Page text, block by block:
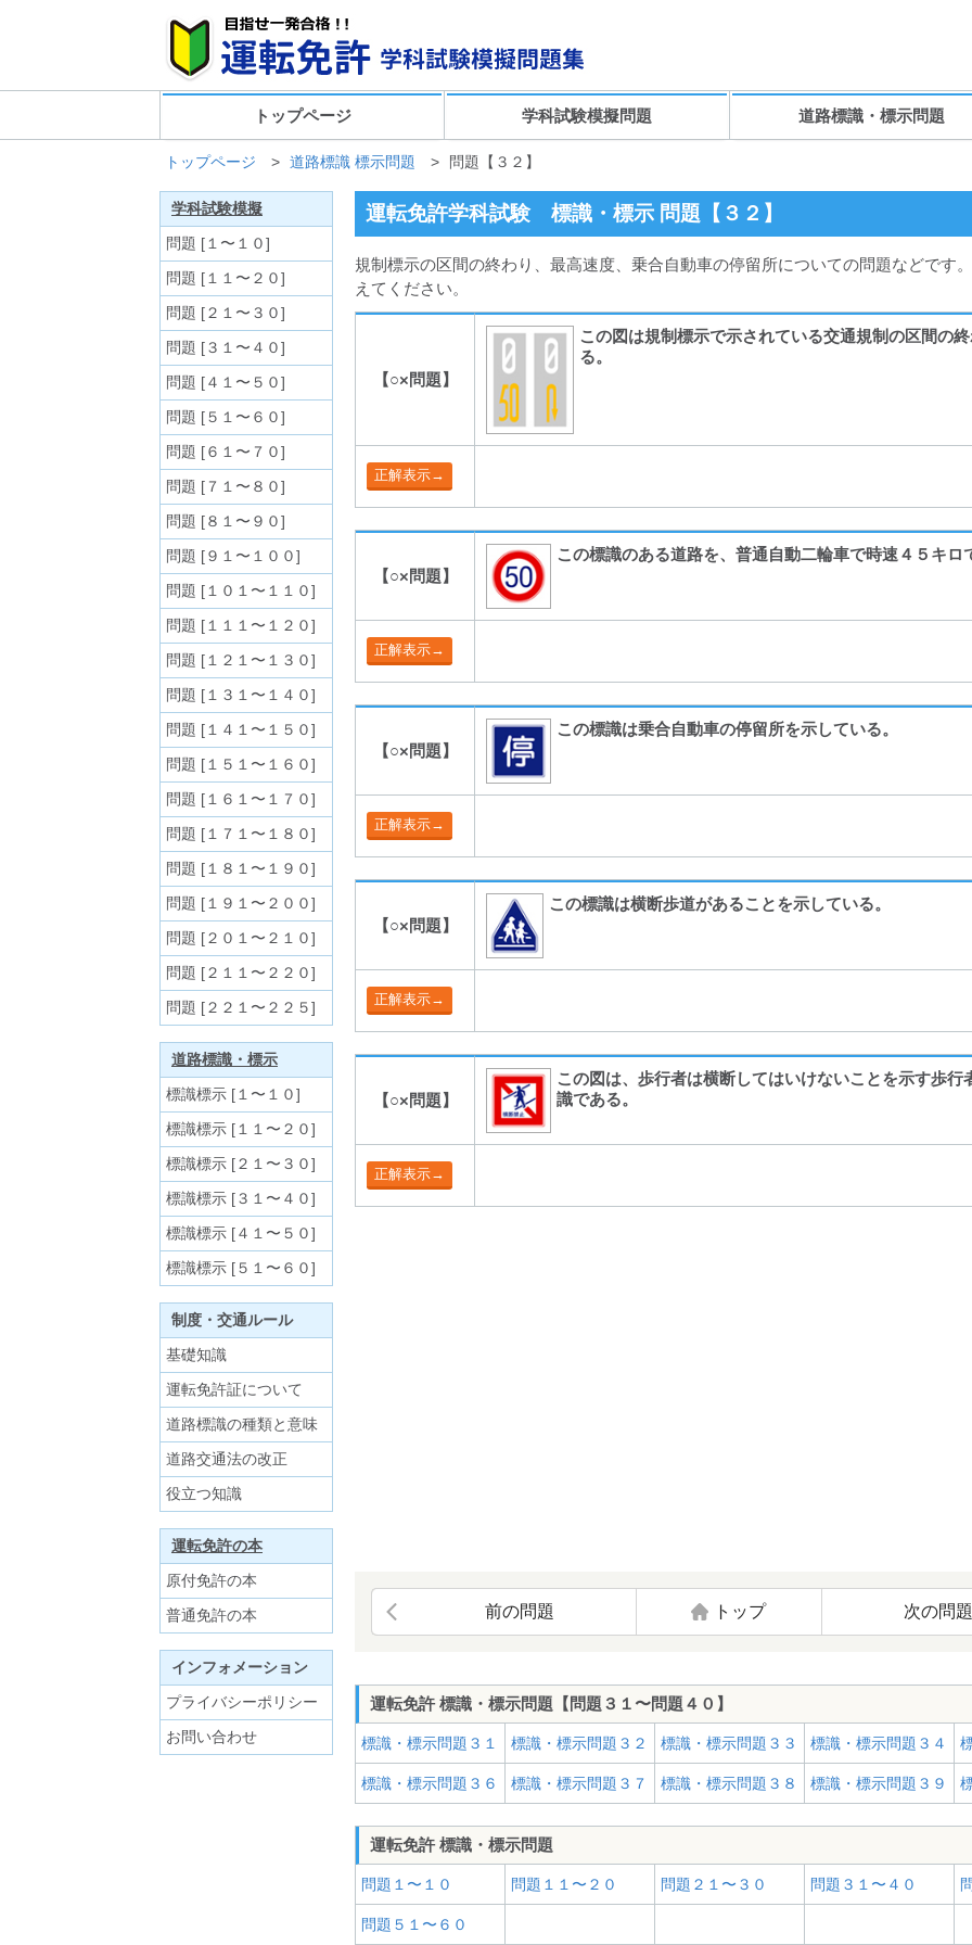
トップページ 学科試験模擬問題 道路標識・標示問題
トップページ > 道路標識 標示問題 > 問題【３２】
運転免許学科試験 標識・標示 問題【３２】
規制標示の区間の終わり、最高速度、乗合自動車の停留所についての問題などです
えてください。
【○×問題】
この図は規制標示で示されている交通規制の区間の
る。
【○×問題】
この標識のある道路を、普通自動二輪車で時速４５キロ
【○×問題】
この標識は乗合自動車の停留所を示している。
【○×問題】
この標識は横断歩道があることを示している。
【○×問題】
この図は、歩行者は横断してはいけないことを示す歩行
識である。
前の問題 トップ 次の問題
運転免許 標識・標示問題【問題３１〜問題４０】
標識・標示問題３１ 標識・標示問題３２ 標識・標示問題３３ 標識・標示問題３４
標識・標示問題３６ 標識・標示問題３７ 標識・標示問題３８ 標識・標示問題３９
運転免許 標識・標示問題
問題１〜１０ 問題１１〜２０ 問題２１〜３０ 問題３１〜４０
問題５１〜６０
学科試験模擬
問題 [１〜１０]
問題 [１１〜２０]
問題 [２１〜３０]
問題 [３１〜４０]
問題 [４１〜５０]
問題 [５１〜６０]
問題 [６１〜７０]
問題 [７１〜８０]
問題 [８１〜９０]
問題 [９１〜１００]
問題 [１０１〜１１０]
問題 [１１１〜１２０]
問題 [１２１〜１３０]
問題 [１３１〜１４０]
問題 [１４１〜１５０]
問題 [１５１〜１６０]
問題 [１６１〜１７０]
問題 [１７１〜１８０]
問題 [１８１〜１９０]
問題 [１９１〜２００]
問題 [２０１〜２１０]
問題 [２１１〜２２０]
問題 [２２１〜２２５]
道路標識・標示
標識標示 [１〜１０]
標識標示 [１１〜２０]
標識標示 [２１〜３０]
標識標示 [３１〜４０]
標識標示 [４１〜５０]
標識標示 [５１〜６０]
制度・交通ルール
基礎知識
運転免許証について
道路標識の種類と意味
道路交通法の改正
役立つ知識
運転免許の本
原付免許の本
普通免許の本
インフォメーション
プライバシーポリシー
お問い合わせ